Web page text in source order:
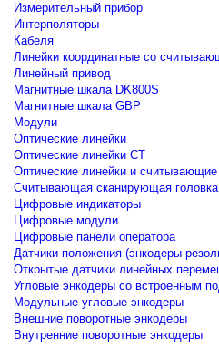
Измерительный прибор
Интерполяторы
Кабеля
Линейки координатные со
Линейный привод
Магнитные шкала DK800S
Магнитные шкала GBP
Модули
Оптические линейки
Оптические линейки CT
Оптические линейки и считывающие
Считывающая сканирующая головка
Цифровые индикаторы
Цифровые модули
Цифровые панели оператора
Датчики положения (энкодеры
Открытые датчики линейных
Угловые энкодеры со встроенным
Модульные угловые энкодеры
Внешние поворотные энкодеры
Внутренние поворотные энкодеры